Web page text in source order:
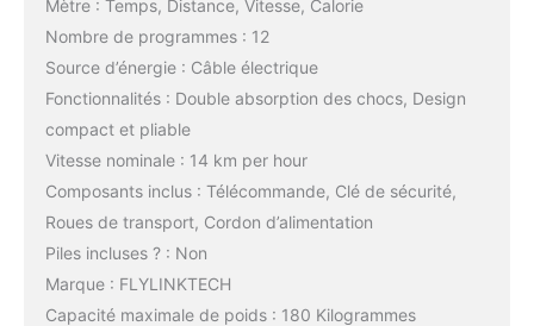
Mètre : Temps, Distance, Vitesse, Calorie
Nombre de programmes : 12
Source d’énergie : Câble électrique
Fonctionnalités : Double absorption des chocs, Design
compact et pliable
Vitesse nominale : 14 km per hour
Composants inclus : Télécommande, Clé de sécurité,
Roues de transport, Cordon d’alimentation
Piles incluses ? : Non
Marque : FLYLINKTECH
Capacité maximale de poids : 180 Kilogrammes